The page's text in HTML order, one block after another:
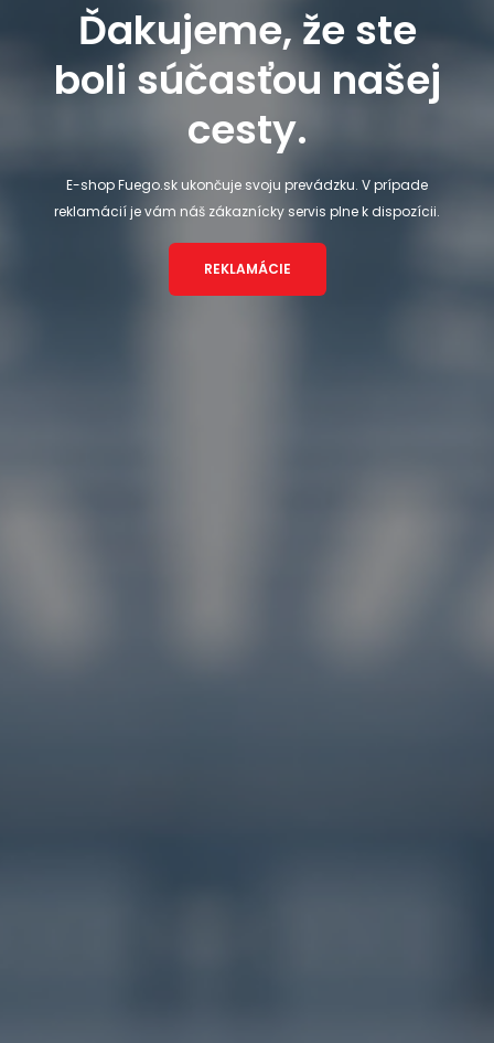
Ďakujeme, že ste
boli súčasťou našej
cesty.
E-shop Fuego.sk ukončuje svoju prevádzku. V prípade
reklamácií je vám náš zákaznícky servis plne k dispozícii.
REKLAMÁCIE